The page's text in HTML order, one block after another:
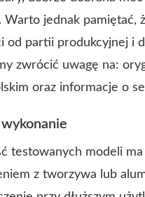
Warto jednak pamiętać,
od partii produkcyjnej i
zwrócić uwagę na:
oraz informacje o
testowanych modeli
z tworzywa lub